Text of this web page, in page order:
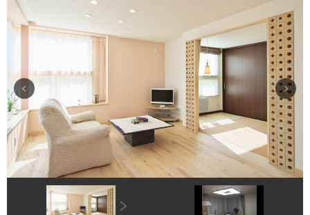
満足度向上
マンションリフォーム
札幌フルリノベーション
中古リノベーション
DI窓
OKUリノベーション
古民家／町家
太陽光発電システム
イベント情報
プランナー一覧
ご相談・資料請求はこちら
0120-093-033
お見積り・お問合わせ